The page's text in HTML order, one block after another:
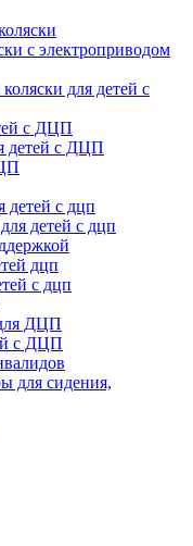
с электроприводом
для детей с
с ДЦП
детей с ДЦП
детей с дцп
детей с дцп
дцп
с дцп
ДЦП
с ДЦП
для сидения,